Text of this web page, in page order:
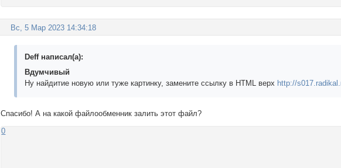
Вс, 5 Мар 2023 14:34:18
Deff написал(а):
Вдумчивый
Ну найдитие новую или туже картинку, замените ссылку в HTML верх http://
Спасибо! А на какой файлообменник залить этот файл?
0